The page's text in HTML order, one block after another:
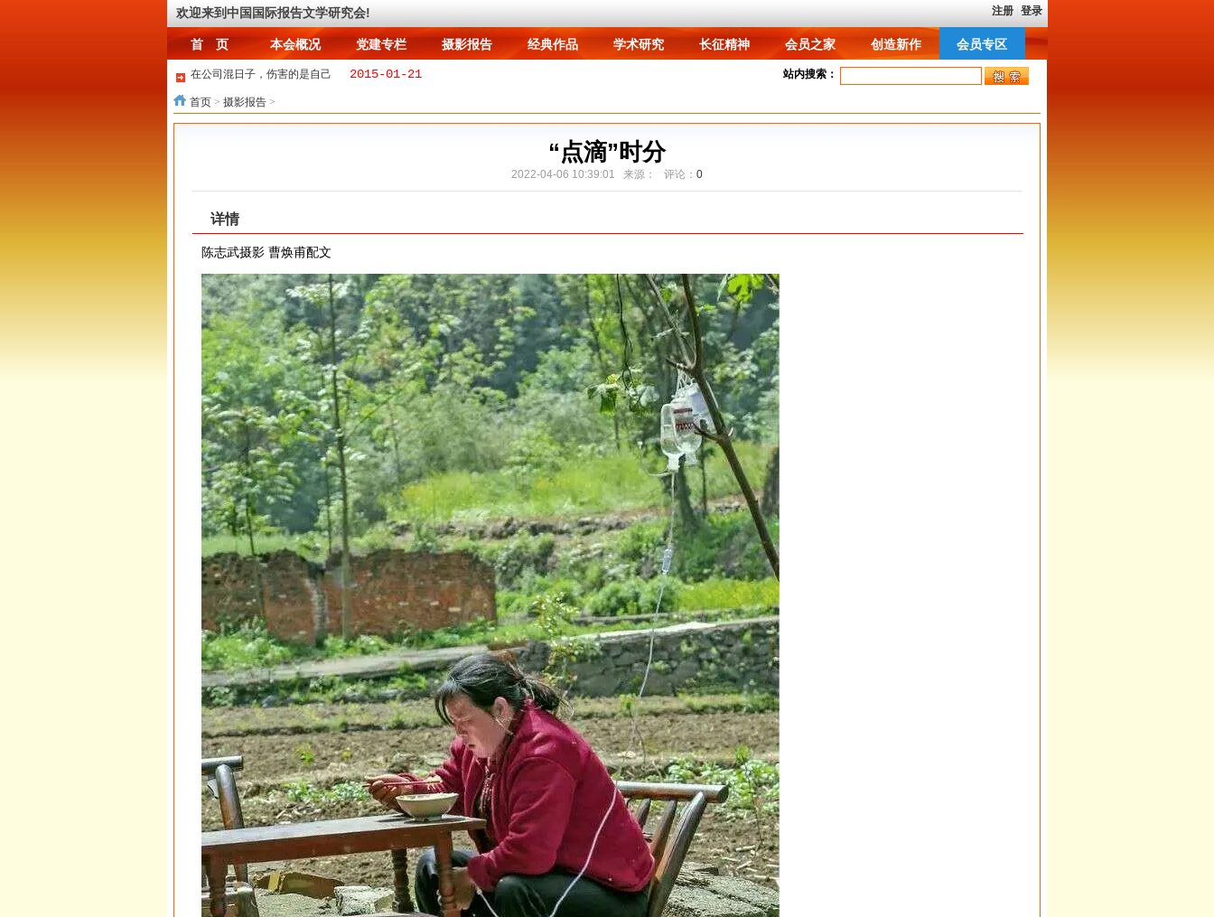
欢迎来到中国国际报告文学研究会!
首 页
首 页
本会概况
本会概况
党建专栏
党建专栏
摄影报告 经典作品 学术研究 长征精神 会员之家 创造新作 会员专区
会员专区
在公司混日子，伤害的是自己 2015-01-21
《砥砺奋进新征程》报告文学征文启事
送别王道义老会长 2023-02-07
“伊斯兰国”黑客入侵美国中央司令部Twitter 2015-01-13
习近平：查处周永康等案件证明中共敢于直面问题
习近平重要讲话释放反腐六大信号 2015-01-15
站内搜索：
首页 > 摄影报告 >
“点滴”时分
2022-04-06 10:39:01 来源： 评论： 0
详情
陈志武摄影 曹焕甫配文